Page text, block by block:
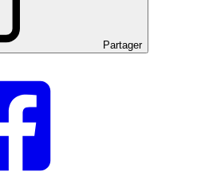
Partager